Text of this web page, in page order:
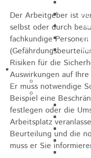
Politik
Gremien
Der Arbeitgeber ist
selbst oder durch
fachkundige
Risiken für die
Auswirkungen auf
Er muss notwendige
Beispiel eine
festlegen oder die
Arbeitsplatz
Beurteilung und die
muss er Sie